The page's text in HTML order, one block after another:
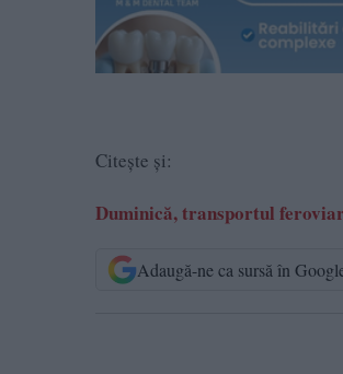
Citește și:
Duminică, transportul
Adaugă-ne ca sursă în